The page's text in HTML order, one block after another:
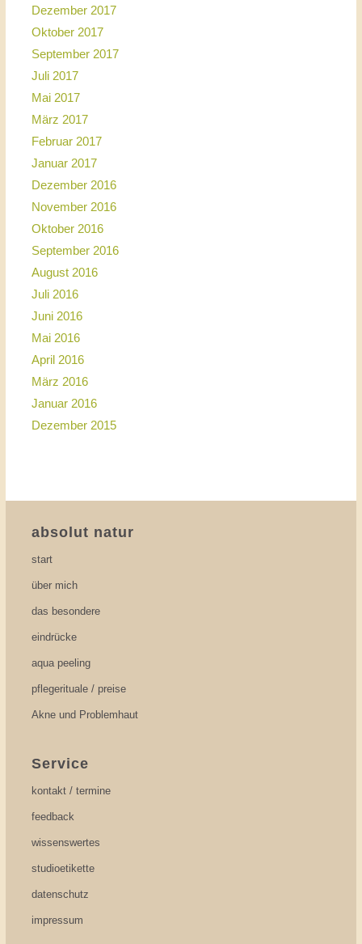
Dezember 2017
Oktober 2017
September 2017
Juli 2017
Mai 2017
März 2017
Februar 2017
Januar 2017
Dezember 2016
November 2016
Oktober 2016
September 2016
August 2016
Juli 2016
Juni 2016
Mai 2016
April 2016
März 2016
Januar 2016
Dezember 2015
absolut natur
start
über mich
das besondere
eindrücke
aqua peeling
pflegerituale / preise
Akne und Problemhaut
Service
kontakt / termine
feedback
wissenswertes
studioetikette
datenschutz
impressum